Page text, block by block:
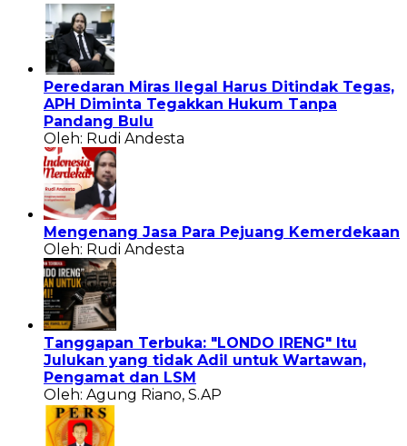
Peredaran Miras Ilegal Harus Ditindak Tegas,
APH Diminta Tegakkan Hukum Tanpa
Pandang Bulu
Oleh: Rudi Andesta
Mengenang Jasa Para Pejuang Kemerdekaan
Oleh: Rudi Andesta
Tanggapan Terbuka: "LONDO IRENG" Itu
Julukan yang tidak Adil untuk Wartawan,
Pengamat dan LSM
Oleh: Agung Riano, S.AP